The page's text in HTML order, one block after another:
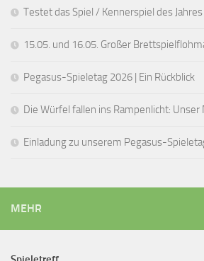
Testet das Spiel / Kennerspiel des Jahres
15.05. und 16.05. Großer
Pegasus-Spieletag 2026 | Ein Rückblick
Die Würfel fallen ins Rampenlicht:
Einladung zu unserem Pegasus-
MEHR